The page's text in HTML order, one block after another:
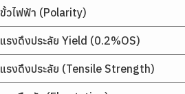
ขั้วไฟฟ้า (Polarity)
แรงดึงประลัย Yield (0.2%OS)
แรงดึงประลัย (Tensile Strength)